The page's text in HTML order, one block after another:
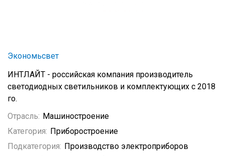
Экономьсвет
ИНТЛАЙТ - российская компания производитель
светодиодных светильников и комплектующих c 2018
го.
Отрасль: Машиностроение
Категория: Приборостроение
Подкатегория: Производство электроприборов